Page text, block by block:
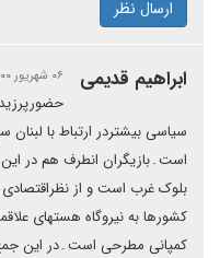
ارسال نظر
ابراهیم قدیمی ۰۶ شهریور ۱۴۰۰ | ۱۱:۰۱
سیاسی بیشتردر ارتباط با
است۔بازیگران انطرف هم در
بلوک غرب است و از نظراقتصادی
کشورها به نیروگاه هستهای
کمپانی مطرحی است۔در این